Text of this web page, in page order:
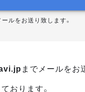
ルをお送り致します。
までメールをお
おります。